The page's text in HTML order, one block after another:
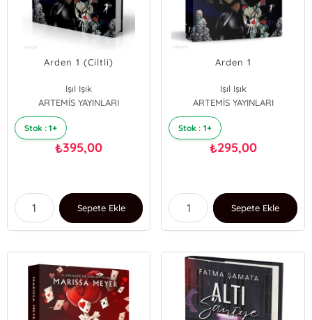
Arden 1 (Ciltli)
Işıl Işık
ARTEMİS YAYINLARI
Stok : 1+
₺395,00
Sepete Ekle
Arden 1
Işıl Işık
ARTEMİS YAYINLARI
Stok : 1+
₺295,00
Sepete Ekle